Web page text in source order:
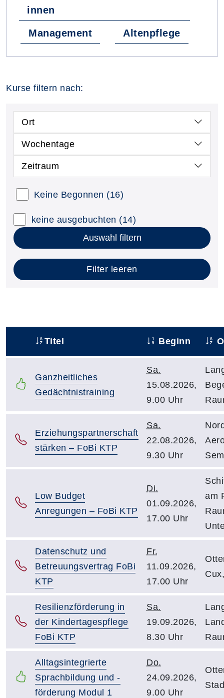
innen
Management Altenpflege
Kurse filtern nach:
Ort
Wochentage
Zeitraum
Keine Begonnen (16)
keine ausgebuchten (14)
Auswahl filtern
Filter leeren
Titel Beginn
Ganzheitliches
Gedächtnistraining
Sa.
15.08.2026,
9.00 Uhr
Erziehungspartnerschaft
stärken – FoBi KTP
Sa.
22.08.2026,
9.30 Uhr
Low Budget
Anregungen – FoBi KTP
Di.
01.09.2026,
17.00 Uhr
am
Datenschutz und
Betreuungsvertrag FoBi
KTP
Fr.
11.09.2026,
17.00 Uhr
Resilienzförderung in
der Kindertagespflege
FoBi KTP
Sa.
19.09.2026,
8.30 Uhr
Alltagsintegrierte
Sprachbildung und -
förderung Modul 1
Do.
24.09.2026,
9.00 Uhr